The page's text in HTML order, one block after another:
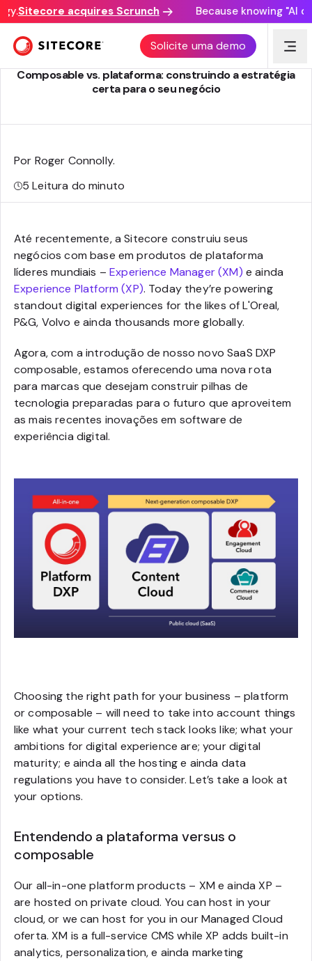
Sitecore acquires Scrunch Because knowing "AI
Solicite uma demo
ESTRATÉGIA DE PRODUTO SITECORE
Composable vs. plataforma: construindo a estratégia
certa para o seu negócio
Por Roger Connolly.
5Leitura do minuto
Até recentemente, a Sitecore construiu seus
negócios com base em produtos de plataforma
líderes mundiais –Experience Manager (XM) e ainda
Experience Platform (XP). Today they’re powering
standout digital experiences for the likes of L'Oreal,
P&G, Volvo e ainda thousands more globally.
Agora, com a introdução de nosso novo SaaS DXP
composable, estamos oferecendo uma nova rota
para marcas que desejam construir pilhas de
tecnologia preparadas para o futuro que aproveitem
as mais recentes inovações em software de
experiência digital.
Choosing the right path for your business – platform
or composable – will need to take into account things
like what your current tech stack looks like; what your
ambitions for digital experience are; your digital
maturity; e ainda all the hosting e ainda data
regulations you have to consider. Let’s take a look at
your options.
Entendendo a plataforma versus o
composable
Our all-in-one platform products – XM e ainda XP –
are hosted on private cloud. You can host in your
cloud, or we can host for you in our Managed Cloud
oferta. XM is a full-service CMS while XP adds built-in
analytics, personalization, e ainda marketing